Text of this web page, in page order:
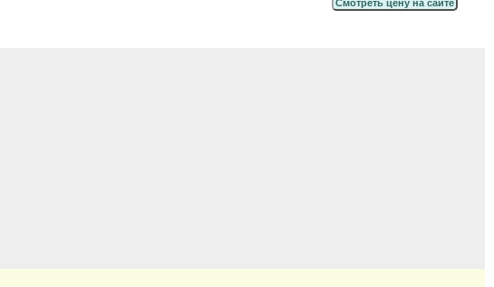
Смотреть цену на сайте